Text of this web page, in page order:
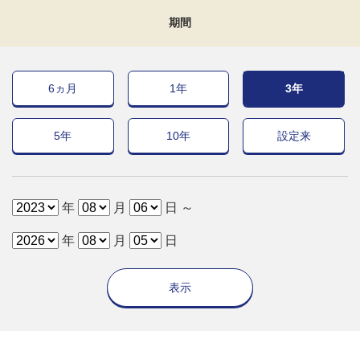
期間
6ヵ月 1年 3年
5年 10年 設定来
年 月 日 ～
年 月 日
表示